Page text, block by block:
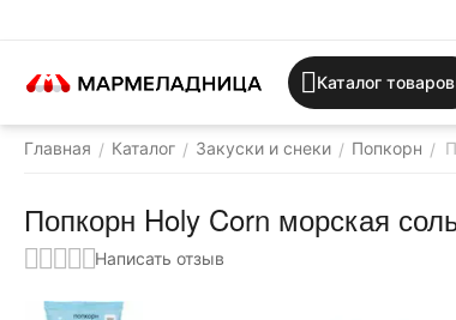
Каталог товаров
Главная / Каталог / Закуски и снеки / Попкорн /
Попкорн Holy Corn морская
Написать отзыв